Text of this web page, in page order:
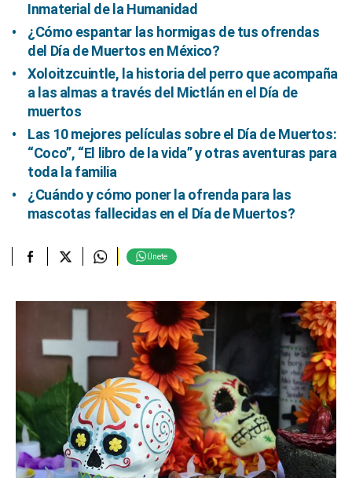
Inmaterial de la Humanidad
¿Cómo espantar las hormigas de tus ofrendas
del Día de Muertos en México?
Xoloitzcuintle, la historia del perro que acompaña
a las almas a través del Mictlán en el Día de
muertos
Las 10 mejores películas sobre el Día de Muertos:
“Coco”, “El libro de la vida” y otras aventuras para
toda la familia
¿Cuándo y cómo poner la ofrenda para las
mascotas fallecidas en el Día de Muertos?
Únete